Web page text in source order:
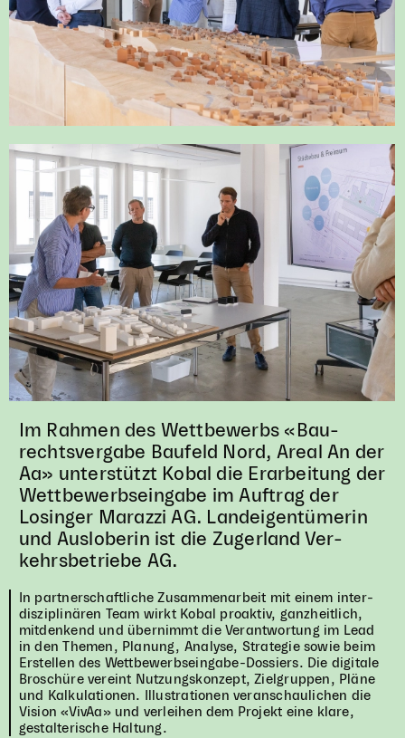
Im Rahmen des Wett­be­werbs «Bau­
rechts­ver­gabe Baufeld Nord, Areal An der
Aa» unter­stützt Kobal die Erar­bei­tung der
Wett­be­werbs­ein­gabe im Auftrag der
Losinger MarazziAG. Land­eigen­tü­me­rin
und Aus­lo­be­rin ist die Zuger­land Ver­
kehrs­be­triebe AG.
In part­ner­schaft­li­che Zusam­men­ar­beit mit einem inter­
dis­zi­pli­nä­ren Team wirkt Kobal proaktiv, ganz­heit­lich,
mit­den­kend und über­nimmt die Ver­ant­wor­tung im Lead
in den Themen, Planung, Analyse, Stra­te­gie sowie beim
Erstel­len des Wett­be­werbs­ein­gabe-Dossiers. Die digitale
Bro­schüre vereint Nut­zungs­kon­zept, Ziel­grup­pen, Pläne
und Kal­ku­la­tio­nen. Illus­tra­tio­nen ver­an­schau­li­chen die
Vision «VivAa» und ver­lei­hen dem Projekt eine klare,
gestal­te­ri­sche Haltung.